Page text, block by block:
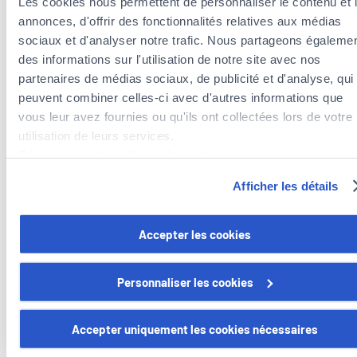
annonces, d'offrir des fonctionnalités relatives aux médias
sociaux et d'analyser notre trafic. Nous partageons
des informations sur l'utilisation de notre site avec nos
partenaires de médias sociaux, de publicité et d'analyse, qui
peuvent combiner celles-ci avec d'autres informations que
vous leur avez fournies ou qu'ils ont collectées lors de votre
utilisation de leurs services.
Vous avez la possibilité de retirer votre consentement à tout
moment en cliquant sur le lien "gestion des cookies" en bas
Certains de ces cookies sont strictement nécessaires au
fonctionnement du site. Notez que si vous désactivez des
cookies utilisés ici, il se peut que certaines fonctionnalités ou
Afficher les détails
Accepter les cookies
Personnaliser les cookies
Accepter uniquement les cookies nécessaires
Versicherungsleistungen ausgewählt.
mobilé entdecken